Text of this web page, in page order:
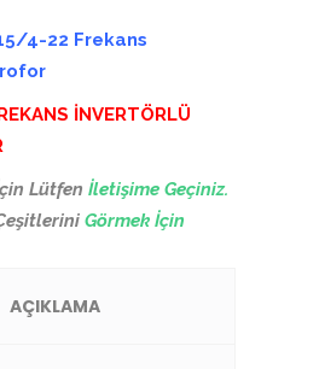
4-22 Frekans
İNVERTÖRLÜ
Lütfen İletişime Geçiniz.
Görmek İçin
AÇIKLAMA